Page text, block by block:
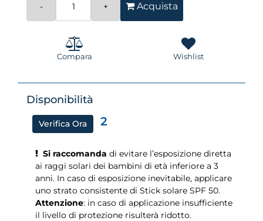
Acquista
Compara Wishlist
Disponibilità
Verifica Ora 2
Si raccomanda di evitare l’esposizione diretta
ai raggi solari dei bambini di età inferiore a 3
anni. In caso di esposizione inevitabile, applicare
uno strato consistente di Stick solare SPF 50.
Attenzione: in caso di applicazione insufficiente
il livello di protezione risulterà ridotto.